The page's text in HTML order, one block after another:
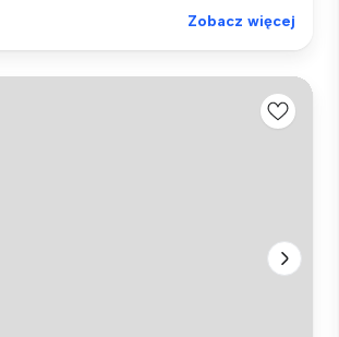
Zobacz więcej